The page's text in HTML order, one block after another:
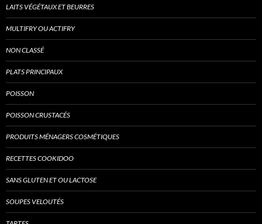
LAITS VÉGÉTAUX ET BEURRES
MULTIFRY OU ACTIFRY
NON CLASSÉ
PLATS PRINCIPAUX
POISSON
POISSON CRUSTACÉS
PRODUITS MÉNAGERS COSMÉTIQUES
RECETTES COOKIDOO
SANS GLUTEN ET OU LACTOSE
SOUPES VELOUTÉS